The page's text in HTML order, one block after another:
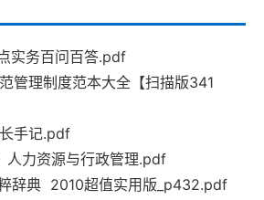
实务百问百答.pdf
管理制度范本大全【扫描版341
手记.pdf
人力资源与行政管理.pdf
辞典 2010超值实用版_p432.pdf